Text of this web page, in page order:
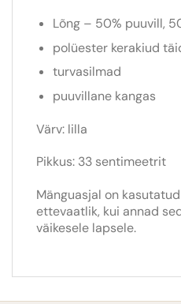
Lõng – 50% puuvill,
polüester kerakiud
turvasilmad
puuvillane kangas
Värv: lilla
Pikkus: 33 sentimeetrit
Mänguasjal on
ettevaatlik, kui annad
väikesele lapsele.